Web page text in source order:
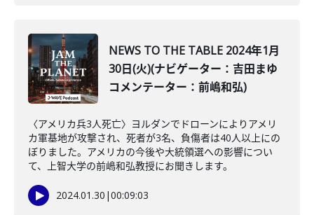
NEWS TO THE TABLE 2024年1月
30日(火)(ナビゲーター：吉田まゆ
コメンテーター：前嶋和弘)
〈アメリカ兵3人死亡〉ヨルダンでドローンによりアメリ
カ軍基地が攻撃され、死者が3名、負傷者は40人以上にの
ぼりました。アメリカの今後や大統領選への影響につい
て、上智大学の前嶋和弘教授にお聞きします。
2024.01.30 |00:09:03